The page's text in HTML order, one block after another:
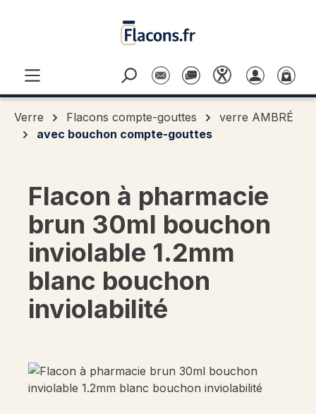
Verre Flacons compte-gouttes
verre AMBRÉ
avec bouchon compte-gouttes
Flacon à pharmacie
brun 30ml bouchon
inviolable 1.2mm
blanc bouchon
inviolabilité